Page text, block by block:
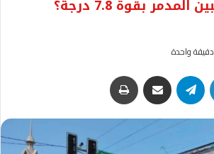
فعل زلزال الفلبين المدمر بقوة 7.8 درجة؟
دقيقة واحدة
لينكدإن تيلقرام مشاركة عبر البريد